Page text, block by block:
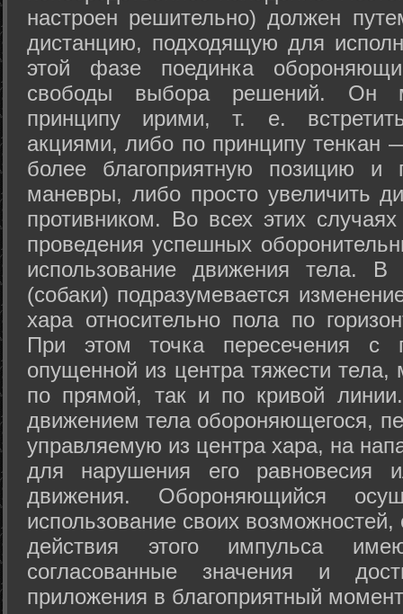
настроен решительно) должен
дистанцию, подходящую для
этой фазе поединка
свободы выбора решений. Он
принципу ирими, т. е.
акциями, либо по принципу тенкан
более благоприятную позицию и
маневры, либо просто увеличить
противником. Во всех этих
проведения успешных
использование движения тела.
(собаки) подразумевается
хара относительно пола по
При этом точка пересечения с
опущенной из центра тяжести
по прямой, так и по кривой
движением тела обороняющегося,
управляемую из центра хара, на
для нарушения его равновесия
движения. Обороняющийся
использование своих
действия этого импульса
согласованные значения и
приложения в благоприятный